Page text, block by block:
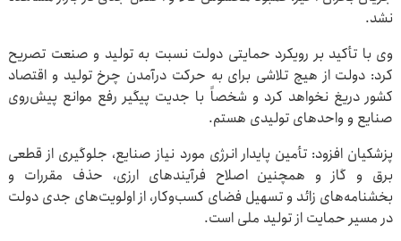
نشد.
وی با تأکید بر رویکرد حمایتی دولت نسبت به تولید و صنعت تصریح
کرد: دولت از هیچ تلاشی برای به حرکت درآمدن چرخ تولید و اقتصاد
کشور دریغ نخواهد کرد و شخصاً با جدیت پیگیر رفع موانع پیش‌روی
صنایع و واحدهای تولیدی هستم.
پزشکیان افزود: تأمین پایدار انرژی مورد نیاز صنایع، جلوگیری از قطعی
برق و گاز و همچنین اصلاح فرآیندهای ارزی، حذف مقررات و
بخشنامه‌های زائد و تسهیل فضای کسب‌وکار، از اولویت‌های جدی دولت
در مسیر حمایت از تولید ملی است.